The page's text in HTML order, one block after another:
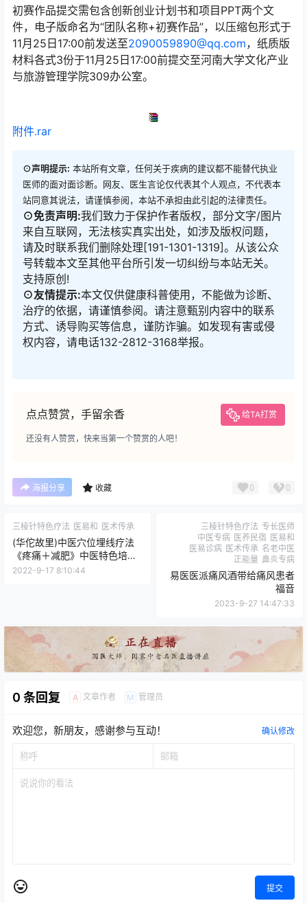
初赛作品提交需包含创新创业计划书和项目PPT两个文
件，电子版命名为“团队名称+初赛作品”，以压缩包形式于
11月25日17:00前发送至2090059890@qq.com，纸质版
材料各式3份于11月25日17:00前提交至河南大学文化产业
与旅游管理学院309办公室。
附件.rar
⊙声明提示: 本站所有文章，任何关于疾病的建议都不能替代执业
医师的面对面诊断。网友、医生言论仅代表其个人观点，不代表本
站同意其说法，请谨慎参阅，本站不承担由此引起的法律责任。
⊙免责声明:我们致力于保护作者版权，部分文字/图片
来自互联网，无法核实真实出处，如涉及版权问题，
请及时联系我们删除处理[191-1301-1319]。从该公众
号转载本文至其他平台所引发一切纠纷与本站无关。
支持原创!
⊙友情提示:本文仅供健康科普使用，不能做为诊断、
治疗的依据，请谨慎参阅。请注意甄别内容中的联系
方式、诱导购买等信息，谨防诈骗。如发现有害或侵
权内容，请电话132-2812-3168举报。
点点赞赏，手留余香 给TA打赏
还没有人赞赏，快来当第一个赞赏的人吧！
海报分享 收藏 0 0
三棱针特色疗法 医易和 医术传承
(华佗故里)中医穴位埋线疗法
《疼痛＋减肥》中医特色培训
班 2022年10月11--13日！
2022-9-17 8:10:44
三棱针特色疗法 专长医师
中医专病 医养民宿 医易和
医易诊病 医术传承 名老中医
正能量 鼻炎专病
易医医派痛风酒带给痛风患者
福音
2023-9-27 14:47:33
0 条回复 A 文章作者 M 管理员
欢迎您，新朋友，感谢参与互动！ 确认修改
提交